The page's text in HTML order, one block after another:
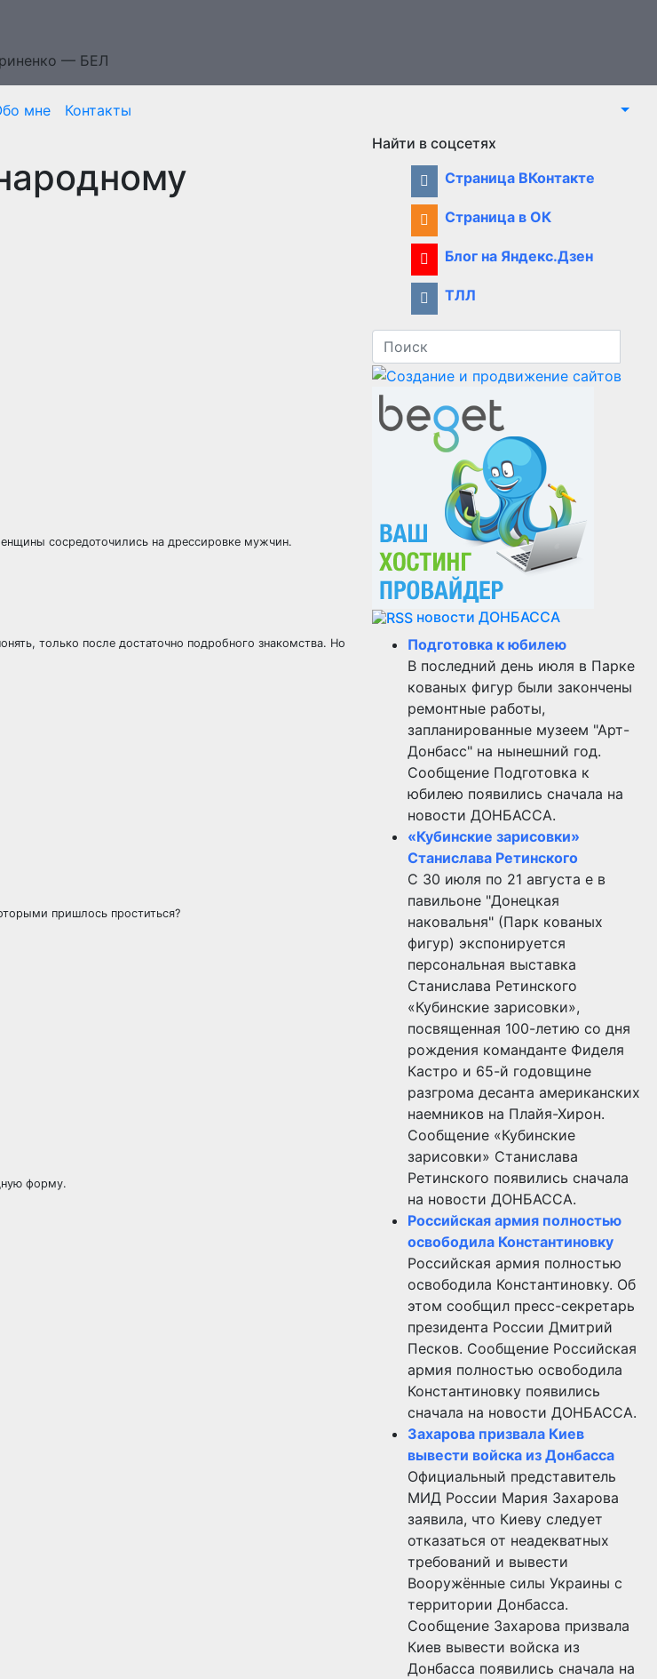
— БЕЛ
мне
Контакты
сосредоточились на дрессировке мужчин.
только после достаточно подробного знакомства. Но
пришлось проститься?
форму.
Найти в соцсетях
Страница ВКонтакте
Страница в ОК
Блог на Яндекс.Дзен
ТЛЛ
новости ДОНБАССА
Подготовка к юбилею
В последний день июля в Парке
кованых фигур были закончены
ремонтные работы,
запланированные музеем "Арт-
Донбасс" на нынешний год.
Сообщение Подготовка к
юбилею появились сначала на
новости ДОНБАССА.
«Кубинские зарисовки»
Станислава Ретинского
С 30 июля по 21 августа е в
павильоне "Донецкая
наковальня" (Парк кованых
фигур) экспонируется
персональная выставка
Станислава Ретинского
«Кубинские зарисовки»,
посвященная 100-летию со дня
рождения команданте Фиделя
Кастро и 65-й годовщине
разгрома десанта американских
наемников на Плайя-Хирон.
Сообщение «Кубинские
зарисовки» Станислава
Ретинского появились сначала
на новости ДОНБАССА.
Российская армия полностью
освободила Константиновку
Российская армия полностью
освободила Константиновку. Об
этом сообщил пресс-секретарь
президента России Дмитрий
Песков. Сообщение Российская
армия полностью освободила
Константиновку появились
сначала на новости ДОНБАССА.
Захарова призвала Киев
вывести войска из Донбасса
Официальный представитель
МИД России Мария Захарова
заявила, что Киеву следует
отказаться от неадекватных
требований и вывести
Вооружённые силы Украины с
территории Донбасса.
Сообщение Захарова призвала
Киев вывести войска из
Донбасса появились сначала на